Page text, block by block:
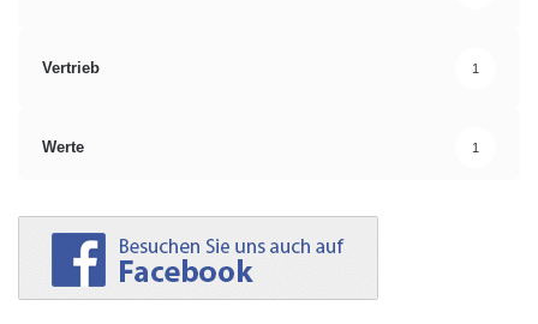
Vertrieb 1
Werte 1